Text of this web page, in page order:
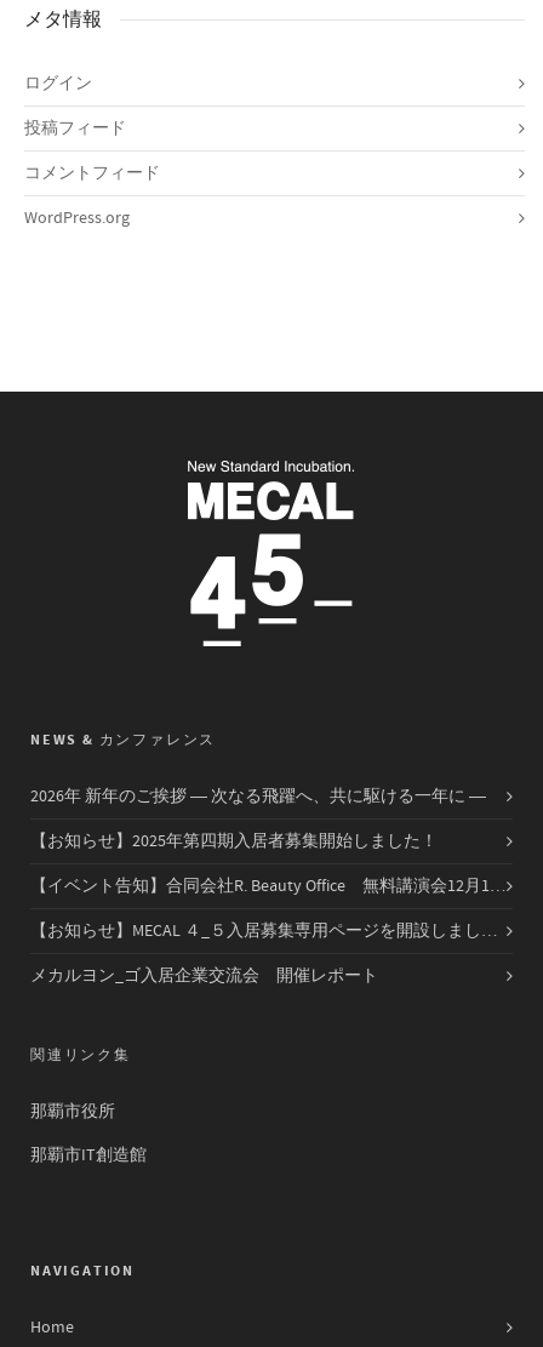
メタ情報
ログイン
投稿フィード
コメントフィード
WordPress.org
NEWS & カンファレンス
2026年 新年のご挨拶 ― 次なる飛躍へ、共に駆ける一年に ―
【お知らせ】2025年第四期入居者募集開始しました！
【イベント告知】合同会社R. Beauty Office 無料講演会12月14日（日）開催
【お知らせ】MECAL ４_５入居募集専用ページを開設しました！！
メカルヨン_ゴ入居企業交流会 開催レポート
関連リンク集
那覇市役所
那覇市IT創造館
NAVIGATION
Home